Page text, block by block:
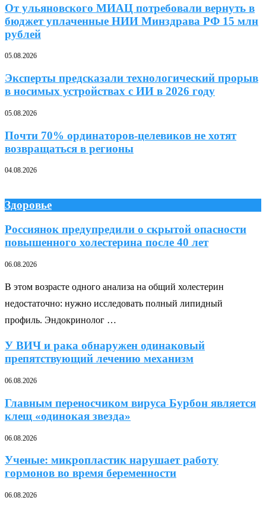
От ульяновского МИАЦ потребовали вернуть в
бюджет уплаченные НИИ Минздрава РФ 15 млн
рублей
05.08.2026
Эксперты предсказали технологический прорыв
в носимых устройствах с ИИ в 2026 году
05.08.2026
Почти 70% ординаторов-целевиков не хотят
возвращаться в регионы
04.08.2026
Здоровье
Россиянок предупредили о скрытой опасности
повышенного холестерина после 40 лет
06.08.2026
В этом возрасте одного анализа на общий холестерин
недостаточно: нужно исследовать полный липидный
профиль. Эндокринолог …
У ВИЧ и рака обнаружен одинаковый
препятствующий лечению механизм
06.08.2026
Главным переносчиком вируса Бурбон является
клещ «одинокая звезда»
06.08.2026
Ученые: микропластик нарушает работу
гормонов во время беременности
06.08.2026